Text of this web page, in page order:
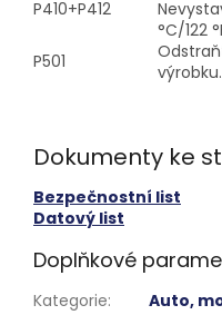
P410+P412
°C/122
P501
výrobku.
Dokumenty ke
Bezpečnostní list
Datový list
Doplňkové
Kategorie:
Auto,